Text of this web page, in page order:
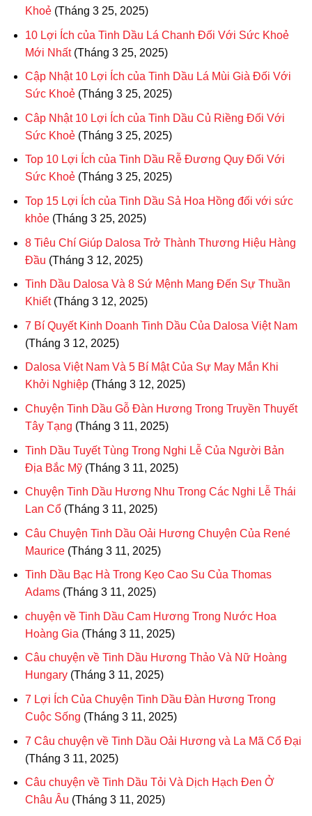
Khoẻ (Tháng 3 25, 2025)
10 Lợi Ích của Tinh Dầu Lá Chanh Đối Với Sức Khoẻ
Mới Nhất (Tháng 3 25, 2025)
Cập Nhật 10 Lợi Ích của Tinh Dầu Lá Mùi Già Đối Với
Sức Khoẻ (Tháng 3 25, 2025)
Câp Nhật 10 Lợi Ích của Tinh Dầu Củ Riềng Đối Với
Sức Khoẻ (Tháng 3 25, 2025)
Top 10 Lợi Ích của Tinh Dầu Rễ Đương Quy Đối Với
Sức Khoẻ (Tháng 3 25, 2025)
Top 15 Lợi Ích của Tinh Dầu Sả Hoa Hồng đối với sức
khỏe (Tháng 3 25, 2025)
8 Tiêu Chí Giúp Dalosa Trở Thành Thương Hiệu Hàng
Đầu (Tháng 3 12, 2025)
Tinh Dầu Dalosa Và 8 Sứ Mệnh Mang Đến Sự Thuần
Khiết (Tháng 3 12, 2025)
7 Bí Quyết Kinh Doanh Tinh Dầu Của Dalosa Việt Nam
(Tháng 3 12, 2025)
Dalosa Việt Nam Và 5 Bí Mật Của Sự May Mắn Khi
Khởi Nghiệp (Tháng 3 12, 2025)
Chuyện Tinh Dầu Gỗ Đàn Hương Trong Truyền Thuyết
Tây Tạng (Tháng 3 11, 2025)
Tinh Dầu Tuyết Tùng Trong Nghi Lễ Của Người Bản
Địa Bắc Mỹ (Tháng 3 11, 2025)
Chuyện Tinh Dầu Hương Nhu Trong Các Nghi Lễ Thái
Lan Cổ (Tháng 3 11, 2025)
Câu Chuyện Tinh Dầu Oải Hương Chuyện Của René
Maurice (Tháng 3 11, 2025)
Tinh Dầu Bạc Hà Trong Kẹo Cao Su Của Thomas
Adams (Tháng 3 11, 2025)
chuyện về Tinh Dầu Cam Hương Trong Nước Hoa
Hoàng Gia (Tháng 3 11, 2025)
Câu chuyện về Tinh Dầu Hương Thảo Và Nữ Hoàng
Hungary (Tháng 3 11, 2025)
7 Lợi Ích Của Chuyện Tinh Dầu Đàn Hương Trong
Cuộc Sống (Tháng 3 11, 2025)
7 Câu chuyện về Tinh Dầu Oải Hương và La Mã Cổ Đại
(Tháng 3 11, 2025)
Câu chuyện về Tinh Dầu Tỏi Và Dịch Hạch Đen Ở
Châu Âu (Tháng 3 11, 2025)